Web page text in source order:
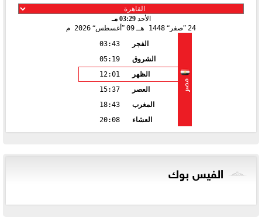
الأحد03:29 مـ
24 صفر 1448 هـ 09 أغسطس 2026 م
مصر
الفجر
03:43
الشروق
05:19
الظهر
12:01
العصر
15:37
المغرب
18:43
العشاء
20:08
الفيس بوك